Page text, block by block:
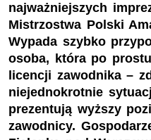
najważniejszych
Mistrzostwa Polski
Wypada szybko
osoba, która po
licencji zawodnika –
niejednokrotnie
prezentują wyższy
zawodnicy.